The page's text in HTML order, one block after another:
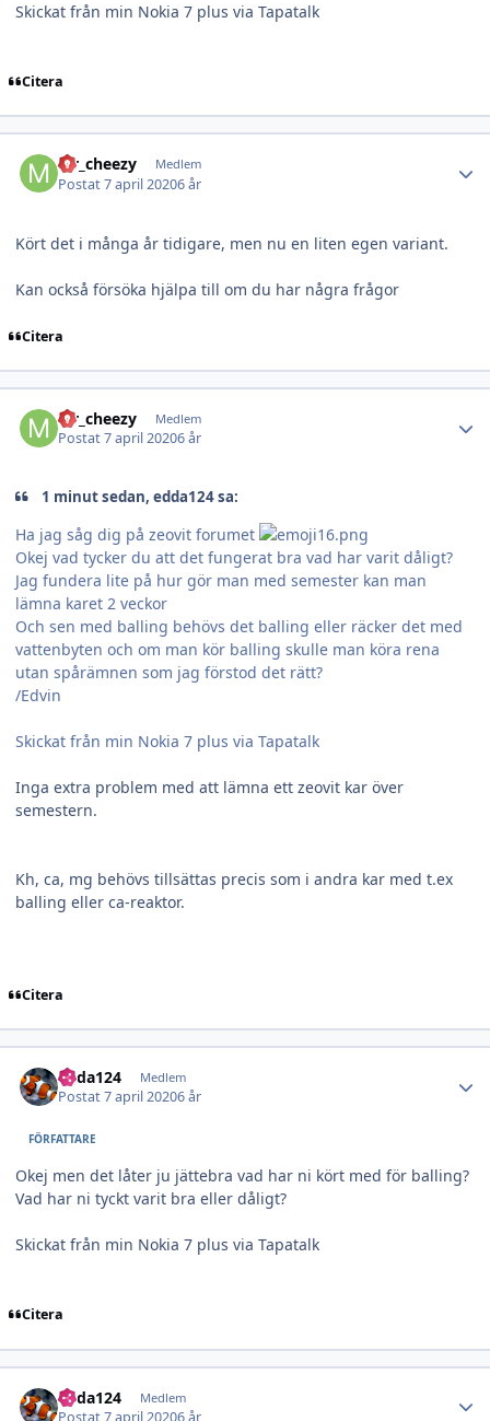
Skickat från min Nokia 7 plus via Tapatalk
Citera
Mr_cheezy Medlem
Postat7 april 20206 år
Kört det i många år tidigare, men nu en liten egen variant.
Kan också försöka hjälpa till om du har några frågor
Citera
Mr_cheezy Medlem
Postat7 april 20206 år
1 minut sedan, edda124 sa:
Ha jag såg dig på zeovit forumet
Okej vad tycker du att det fungerat bra vad har varit dåligt?
Jag fundera lite på hur gör man med semester kan man
lämna karet 2 veckor
Och sen med balling behövs det balling eller räcker det med
vattenbyten och om man kör balling skulle man köra rena
utan spårämnen som jag förstod det rätt?
/Edvin
Skickat från min Nokia 7 plus via Tapatalk
Inga extra problem med att lämna ett zeovit kar över
semestern.
Kh, ca, mg behövs tillsättas precis som i andra kar med t.ex
balling eller ca-reaktor.
Citera
edda124 Medlem
Postat7 april 20206 år
FÖRFATTARE
Okej men det låter ju jättebra vad har ni kört med för balling?
Vad har ni tyckt varit bra eller dåligt?
Skickat från min Nokia 7 plus via Tapatalk
Citera
edda124 Medlem
Postat7 april 20206 år